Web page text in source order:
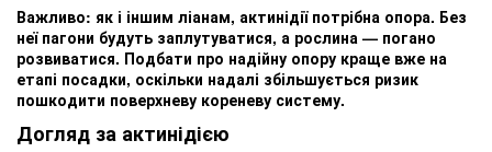
Важливо: як і іншим ліанам, актинідії потрібна опора. Без
неї пагони будуть заплутуватися, а рослина — погано
розвиватися. Подбати про надійну опору краще вже на
етапі посадки, оскільки надалі збільшується ризик
пошкодити поверхневу кореневу систему.
Догляд за актинідією